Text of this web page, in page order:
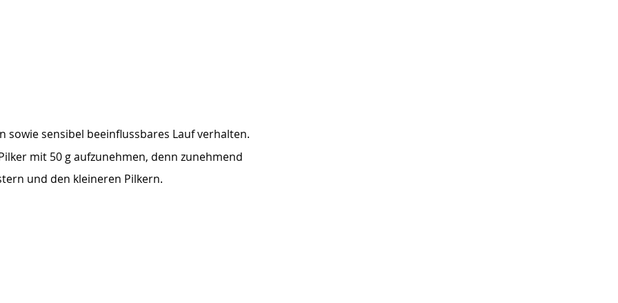
sowie sensibel beeinflussbares Lauf verhalten.
mit 50 g aufzunehmen, denn zunehmend
und den kleineren Pilkern.